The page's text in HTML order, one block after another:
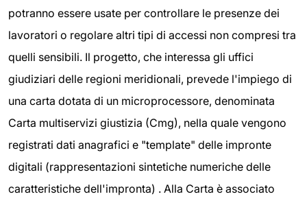
potranno essere usate per controllare le presenze dei
lavoratori o regolare altri tipi di accessi non compresi tra
quelli sensibili. Il progetto, che interessa gli uffici
giudiziari delle regioni meridionali, prevede l'impiego di
una carta dotata di un microprocessore, denominata
Carta multiservizi giustizia (Cmg), nella quale vengono
registrati dati anagrafici e "template" delle impronte
digitali (rappresentazioni sintetiche numeriche delle
caratteristiche dell'impronta) . Alla Carta è associato